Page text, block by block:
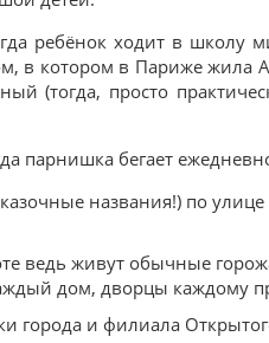
ребёнок ходит в школу
в котором в Париже
(тогда, просто
парнишка бегает
названия!) по
ведь живут обычные
дом, дворцы каждому
города и филиала